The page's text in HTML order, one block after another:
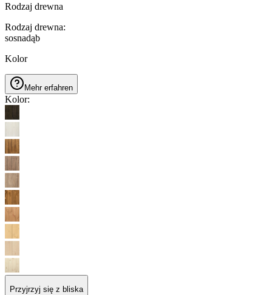
Rodzaj drewna
Rodzaj drewna:
sosnadąb
Kolor
Mehr erfahren
Kolor:
Przyjrzyj się z bliska